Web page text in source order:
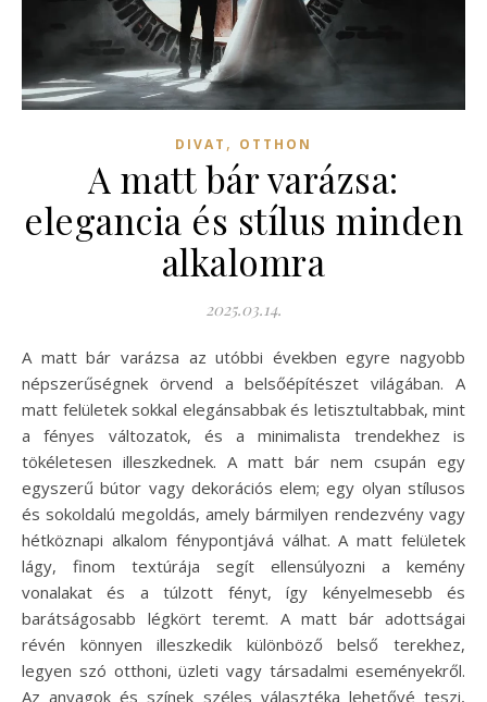
DIVAT , OTTHON
A matt bár varázsa:
elegancia és stílus minden
alkalomra
2025.03.14.
A matt bár varázsa az utóbbi években egyre nagyobb
népszerűségnek örvend a belsőépítészet világában. A
matt felületek sokkal elegánsabbak és letisztultabbak, mint
a fényes változatok, és a minimalista trendekhez is
tökéletesen illeszkednek. A matt bár nem csupán egy
egyszerű bútor vagy dekorációs elem; egy olyan stílusos
és sokoldalú megoldás, amely bármilyen rendezvény vagy
hétköznapi alkalom fénypontjává válhat. A matt felületek
lágy, finom textúrája segít ellensúlyozni a kemény
vonalakat és a túlzott fényt, így kényelmesebb és
barátságosabb légkört teremt. A matt bár adottságai
révén könnyen illeszkedik különböző belső terekhez,
legyen szó otthoni, üzleti vagy társadalmi eseményekről.
Az anyagok és színek széles választéka lehetővé teszi,